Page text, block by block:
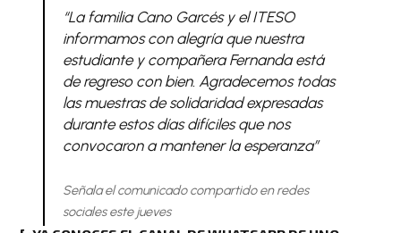
“La familia Cano Garcés y el ITESO
informamos con alegría que nuestra
estudiante y compañera Fernanda está
de regreso con bien. Agradecemos todas
las muestras de solidaridad expresadas
durante estos días difíciles que nos
convocaron a mantener la esperanza”
Señala el comunicado compartido en redes
sociales este jueves